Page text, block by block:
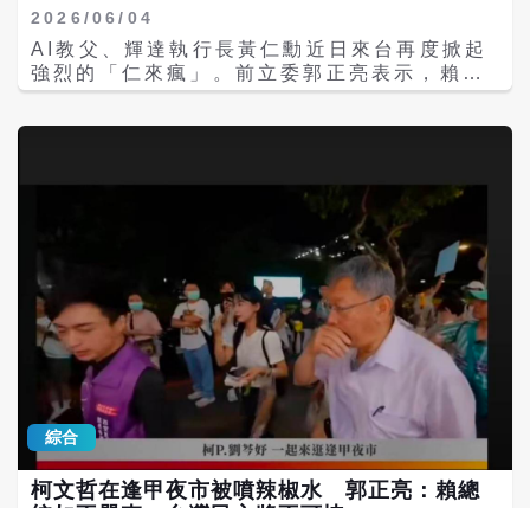
2018年新竹縣長的資金，向友人借款4000萬
元。公開影音的節目標題直接以「竹縣鄭家爭
議歷史？」為題，將鄭家過去爭議與2026新竹
縣長選戰連結討論。 吳子嘉說，2016年11月
提領4000萬元現金，之後由鄭永金點收；依他
進一步指出，2017年3月底，鄭永金取得相關
支票、本票，並在票據背面簽名背書作為還款
保證。此次公布的3張票據影本，也可看到鄭
永金署名。吳子嘉認為，既然4000萬元被指稱
是為鄭朝方2018年參選新竹縣長所籌措，就有
必要釐清鄭朝方本人是否知情、是否使用，以
及款項最終用途。 更受關注的是，吳子嘉質
疑，這筆借款是否至今仍未清償。如果確實存
在長期未還情況，相關債權債務關係是否仍然
存在，以及這筆錢究竟屬於鄭永金私人借款或
曾成為鄭朝方競選資金，都需要相關當事人說
明。 4000萬與1810萬落差 選舉資金申報成
追問核心 4000萬元之所以成為政治攻防焦
「老大」、現任台灣航太業者羅正方，昨晚也
特別在臉書發表長文替王定宇澄清。羅正方指
出，他在看過浩瀚如海的成大第一手解密檔案
裡，完全沒有王定宇的名字，他不認為王定宇
反而用特務編撰、可能造假誇大的「業績資
料」來詮釋歷史，是對當事人的二度傷害。 歷
史檔案流出！黃偉哲遭爆「續支4000元」 學
澄清，台南市長黃偉哲與台北市副市長林奕華
則面臨更具體的歷史文件挑戰；法務部調查局
的「強化校安工作案」解密檔案（檔號：
AA11010000F/0077/206-01/02221）。
在多達259頁的「大專院校直接佈建人員繼續
支薪名冊」中，台大農推系學生「黃偉哲」赫
然列在13名建議繼續直接佈建的名單首位。檔
案功能欄中寫著「提供台大偏激學生社團參加
各項違常活動資料，績效卓著」，並由聯繫人
2026/06/04
AI教父、輝達執行長黃仁勳近日來台再度掀起
強烈的「仁來瘋」。前立委郭正亮表示，賴清
德上任至今只會吹噓股市大漲、高喊半導體發
映出黃仁勳對賴清德的真實評價，因為「黃仁
勳不覺得賴清德是在建設國家的人」，這才是
（NVIDIA）執行長黃仁勳1日來台進行，被視
為AI產業最重要的風向球之一的GTC（GPU
Technology Conference）Taipei 2026主
題演講，成為國際焦點。 郭正亮在在網路節目
《亮話天下》指出，黃仁勳是台灣的貴人，帶
動台灣AI產業的供應鏈發展，GTC演講中背板
也貼出台灣相關廠商。但黃仁勳去任何國家都
會見國家領導人，去日本見高市早苗、去韓國
見李在明、去美國見川普、去中國大陸見到習
近平，但他從賴清德上任至今來台5次，沒有
一次見台灣官員，不跟賴清德、卓榮泰站一
綜合
柯文哲在逢甲夜市被噴辣椒水 郭正亮：賴總